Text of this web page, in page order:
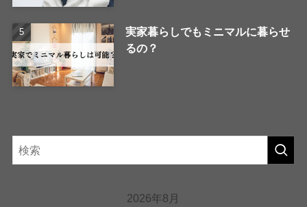
実家暮らしでもミニマルに暮らせ
るの？
2026年8月